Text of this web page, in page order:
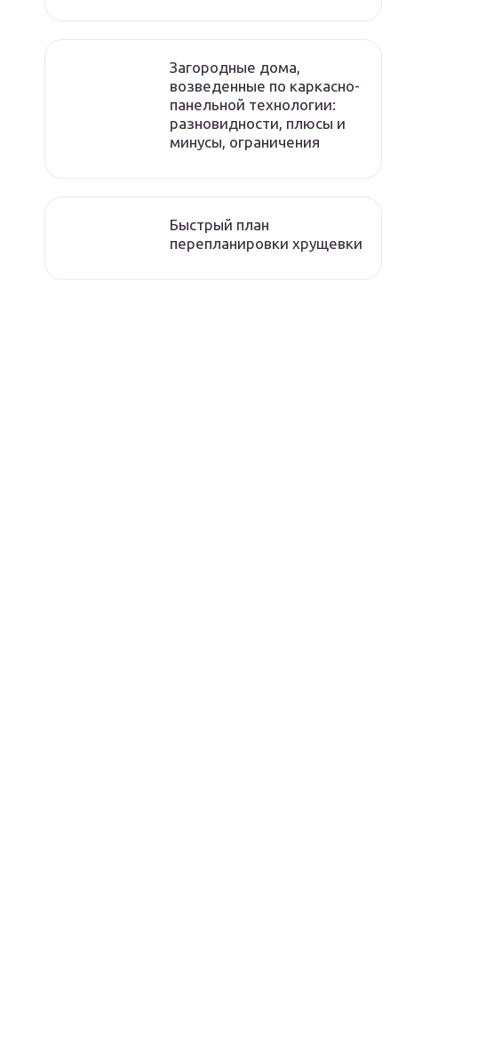
Загородные дома,
возведенные по каркасно-
панельной технологии:
разновидности, плюсы и
минусы, ограничения
Быстрый план
перепланировки хрущевки